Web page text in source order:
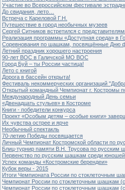
Участие во Всероссийском фестивале
До свидания, лето…
Встреча с Кареловой Г.Н.
Путешествие в город необычных музеев
Сергей Ситников встретился с
Реализация программы «Доступная среда» в
Соревнования по шашкам, посвящённые Дню
Летний праздник хорошего настроения
90-лет ВОС в Галичской МО ВОС
Город Буй – ты России частица!
Лето с книгой
Дорога в бассейн открыта!
Фестиваль некоммерческих организаций
Открытый командный Чемпионат г. Костромы
Международный День семьи
«Двенадцать стульев» в Костроме
Книги - победители конкурса
Проект «Особым детям – особые книги»
Их чувства острее и ярче
Необычный спектакль
70-летию Победы посвящается
Личный Чемпионат Костромской области по
Блиц-турнир памяти В.Н. Трусова по русским
Первенство по русским шашкам среди
Успех команды «Костромские берендеи»
Кубок веры - 2015
Итоги Чемпионата России по стоклеточным
Чемпионат России по стоклеточным шашкам
Чемпионат России по стоклеточным шашкам